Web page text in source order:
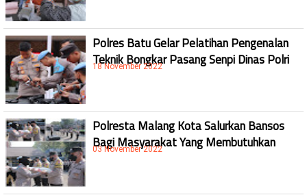
Polres Batu Gelar Pelatihan Pengenalan
Teknik Bongkar Pasang Senpi Dinas Polri
18 November 2022
Polresta Malang Kota Salurkan Bansos
Bagi Masyarakat Yang Membutuhkan
03 November 2022